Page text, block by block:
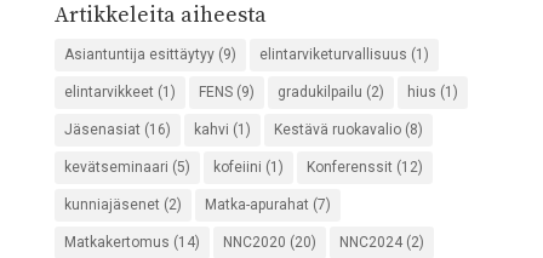
Artikkeleita aiheesta
Asiantuntija esittäytyy(9) elintarviketurvallisuus (1)
elintarvikkeet (1) FENS(9) gradukilpailu (2) hius (1)
Jäsenasiat (16) kahvi (1) Kestävä ruokavalio(8)
kevätseminaari (5) kofeiini (1) Konferenssit (12)
kunniajäsenet (2) Matka-apurahat (7)
Matkakertomus (14) NNC2020 (20) NNC2024(2)